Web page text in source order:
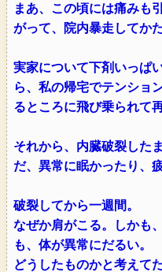
まあ、この頃には痛みも
がって、院内暴走してか
実家について下剤いっぱ
ら、私の帰宅でテンショ
るところに飛び乗られて
それから、内臓破裂した
だ、異常に眠かったり、
破裂してから一週間。
なぜか肩がこる。しかも
も、体が異常にだるい。
どうしたものかと考えて